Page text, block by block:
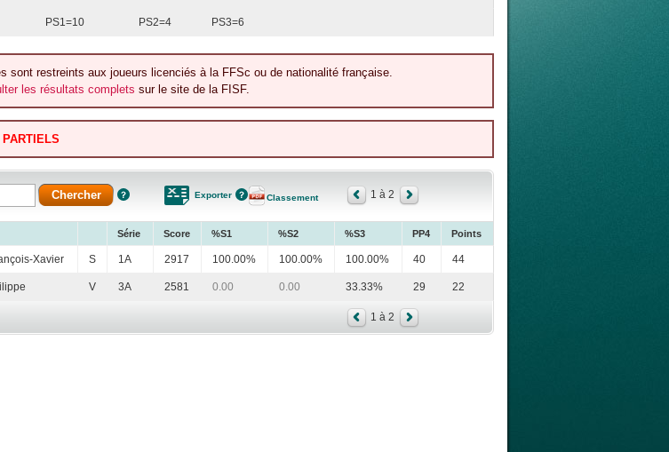
PS1=10 PS2=4 PS3=6
sont restreints aux joueurs licenciés à la FFSc ou de nationalité française.
les résultats complets sur le site de la FISF.
Exporter Classement 1 à 2
Série Score %S1 %S2 %S3 PP4 Points
Xavier S 1A 2917 100.00% 100.00% 100.00% 40 44
V 3A 2581 0.00 0.00 33.33% 29 22
1 à 2